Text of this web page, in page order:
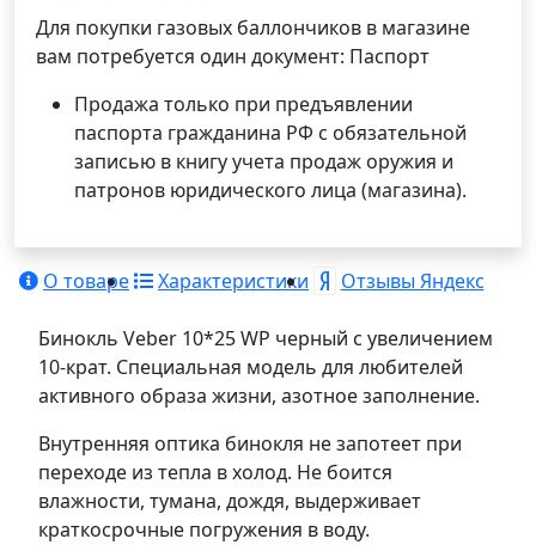
Для покупки газовых баллончиков в магазине
вам потребуется один документ: Паспорт
Продажа только при предъявлении
паспорта гражданина РФ с обязательной
записью в книгу учета продаж оружия и
патронов юридического лица (магазина).
О товаре Характеристики Отзывы Яндекс
Бинокль Veber 10*25 WP черный с увеличением
10-крат. Специальная модель для любителей
активного образа жизни, азотное заполнение.
Внутренняя оптика бинокля не запотеет при
переходе из тепла в холод. Не боится
влажности, тумана, дождя, выдерживает
краткосрочные погружения в воду.